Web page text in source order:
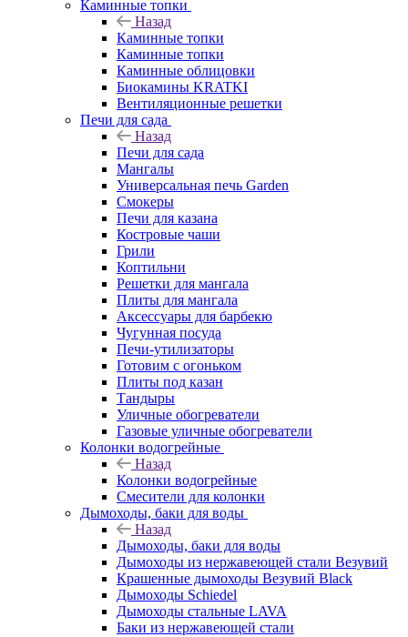
Каминные топки
Назад
Каминные топки
Каминные топки
Каминные облицовки
Биокамины KRATKI
Вентиляционные решетки
Печи для сада
Назад
Печи для сада
Мангалы
Универсальная печь Garden
Смокеры
Печи для казана
Костровые чаши
Грили
Коптильни
Решетки для мангала
Плиты для мангала
Аксессуары для барбекю
Чугунная посуда
Печи-утилизаторы
Готовим с огоньком
Плиты под казан
Тандыры
Уличные обогреватели
Газовые уличные обогреватели
Колонки водогрейные
Назад
Колонки водогрейные
Смесители для колонки
Дымоходы, баки для воды
Назад
Дымоходы, баки для воды
Дымоходы из нержавеющей стали Везувий
Крашенные дымоходы Везувий Black
Дымоходы Schiedel
Дымоходы стальные LAVA
Баки из нержавеющей стали